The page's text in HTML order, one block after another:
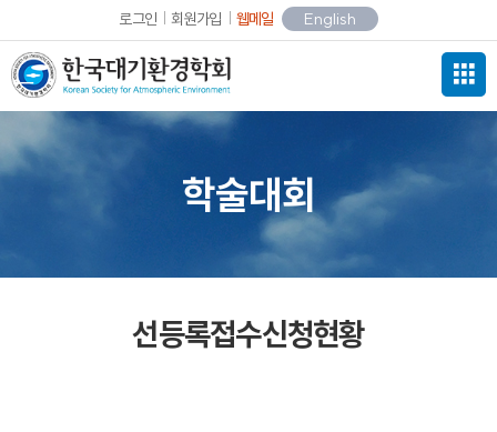
로그인 회원가입 웹메일 English
학술대회
선등록접수신청현황